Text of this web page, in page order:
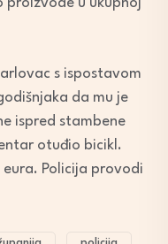
s ispostavom
da mu je
ispred stambene
otuđio bicikl.
Policija provodi